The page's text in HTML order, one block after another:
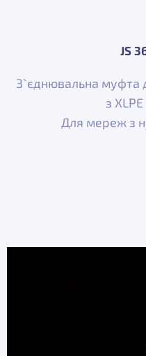
JS
З`єднювальна муфта
з
Для мереж з